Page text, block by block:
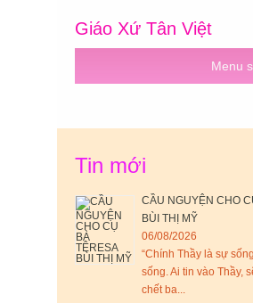
Giáo Xứ Tân Việt
Menu
Tin mới
CẦU NGUYỆN CHO
BÙI THỊ MỸ
06/08/2026
“Chính Thầy là sự
sống. Ai tin vào Thầy,
chết ba...